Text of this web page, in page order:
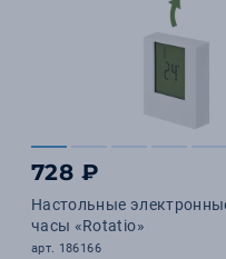
728 ₽
Настольные
часы «Rotatio»
арт. 186166